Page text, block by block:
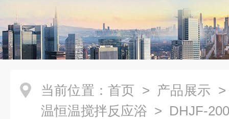
当前位置： 首页 > 产品展示
温恒温搅拌反应浴 > DHJF-